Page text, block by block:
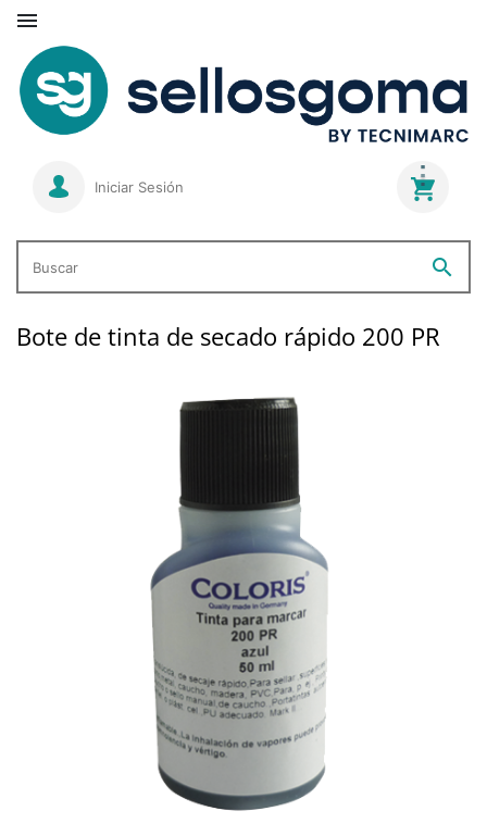

Iniciar Sesión
Buscar
search
Bote de tinta de secado rápido 200 PR